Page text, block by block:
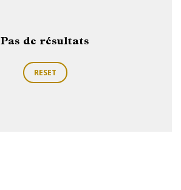
Pas de résultats
RESET